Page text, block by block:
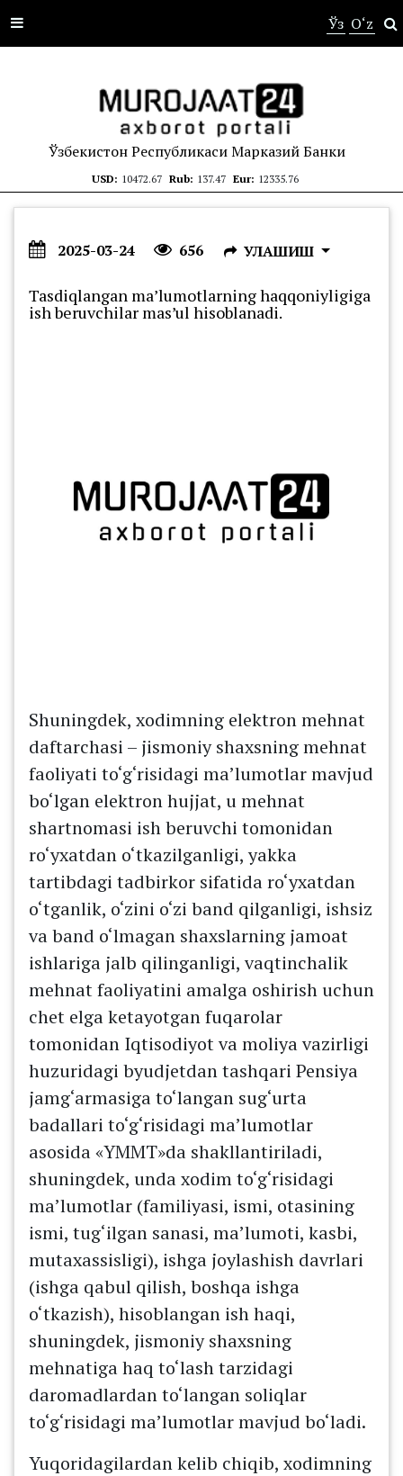
Ўз O‘z
Ўзбекистон Республикаси Марказий Банки
USD: 10472.67 Rub: 137.47 Eur: 12335.76
2025-03-24 656 УЛАШИШ
Tasdiqlangan ma’lumotlarning haqqoniyligiga
ish beruvchilar mas’ul hisoblanadi.
Shuningdek, xodimning elektron mehnat
daftarchasi – jismoniy shaxsning mehnat
faoliyati to‘g‘risidagi ma’lumotlar mavjud
bo‘lgan elektron hujjat, u mehnat
shartnomasi ish beruvchi tomonidan
ro‘yxatdan o‘tkazilganligi, yakka
tartibdagi tadbirkor sifatida ro‘yxatdan
o‘tganlik, o‘zini o‘zi band qilganligi, ishsiz
va band o‘lmagan shaxslarning jamoat
ishlariga jalb qilinganligi, vaqtinchalik
mehnat faoliyatini amalga oshirish uchun
chet elga ketayotgan fuqarolar
tomonidan Iqtisodiyot va moliya vazirligi
huzuridagi byudjetdan tashqari Pensiya
jamg‘armasiga to‘langan sug‘urta
badallari to‘g‘risidagi ma’lumotlar
asosida «YMMT»da shakllantiriladi,
shuningdek, unda xodim to‘g‘risidagi
ma’lumotlar (familiyasi, ismi, otasining
ismi, tug‘ilgan sanasi, ma’lumoti, kasbi,
mutaxassisligi), ishga joylashish davrlari
(ishga qabul qilish, boshqa ishga
o‘tkazish), hisoblangan ish haqi,
shuningdek, jismoniy shaxsning
mehnatiga haq to‘lash tarzidagi
daromadlardan to‘langan soliqlar
to‘g‘risidagi ma’lumotlar mavjud bo‘ladi.
Yuqoridagilardan kelib chiqib, xodimning